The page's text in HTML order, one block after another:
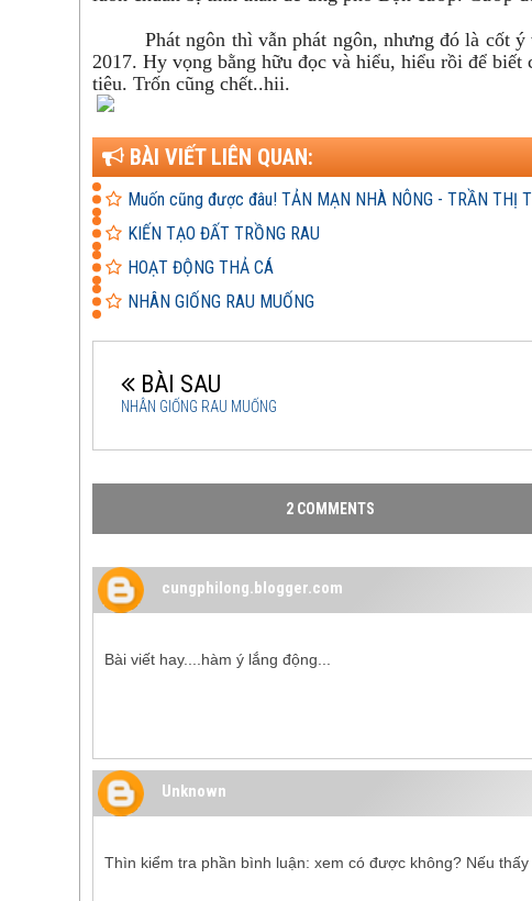
Phát ngôn thì vẫn phát ngôn, nhưng đó là cốt
2017. Hy vọng bằng hữu đọc và hiểu, hiểu rồi để
tiêu. Trốn cũng chết..hii.
BÀI VIẾT LIÊN QUAN:
Muốn cũng được đâu! TẢN MẠN NHÀ NÔNG - TRẦN THỊ
KIẾN TẠO ĐẤT TRỒNG RAU
HOẠT ĐỘNG THẢ CÁ
NHÂN GIỐNG RAU MUỐNG
BÀI SAU
NHÂN GIỐNG RAU MUỐNG
2 COMMENTS
cungphilong.blogger.com
Bài viết hay....hàm ý lắng động...
Unknown
Thìn kiểm tra phần bình luận: xem có được không? Nếu